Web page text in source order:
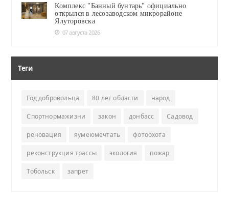
Комплекс "Банный бунтарь" официально
открылся в лесозаводском микрорайоне
Ялуторовска
07 августа 2026
Теги
Год добровольца 80 лет области народ
Спортнормажизни закон донбасс Садовод
реновация яумеюмечтать фотоохота
реконструкция трассы экология пожар
Тобольск запрет